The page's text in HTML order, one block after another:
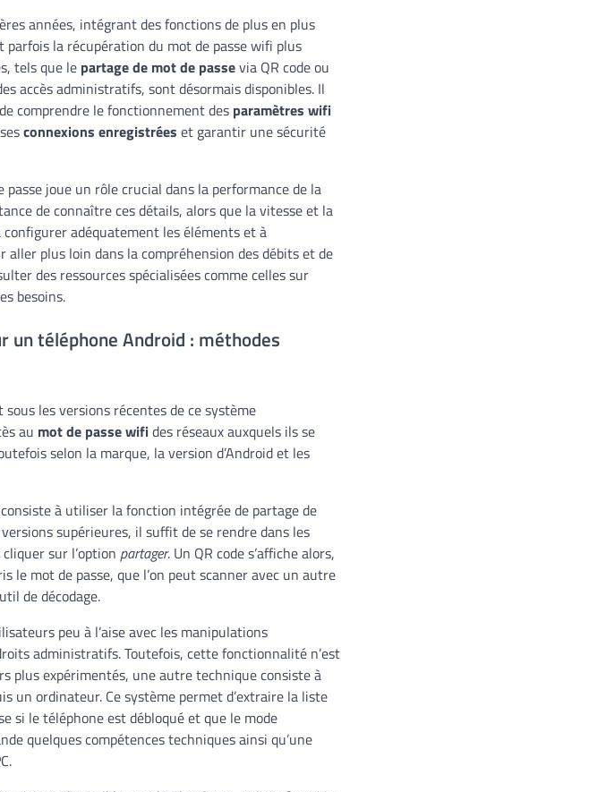
années, intégrant des fonctions de plus en plus
la récupération du mot de passe wifi plus
tels que le partage de mot de passevia QR code ou
accès administratifs, sont désormais disponibles. Il
comprendre le fonctionnement des paramètres wifi
connexions enregistrées et garantir une sécurité
joue un rôle crucial dans la performance de la
de connaître ces détails, alors que la vitesse et la
configurer adéquatement les éléments et à
plus loin dans la compréhension des débits et de
des ressources spécialisées comme celles sur
besoins.
téléphone Android : méthodes
les versions récentes de ce système
au mot de passe wifides réseaux auxquels ils se
selon la marque, la version d’Android et les
à utiliser la fonction intégrée de partage de
supérieures, il suffit de se rendre dans les
sur l’option partager. Un QR code s’affiche alors,
mot de passe, que l’on peut scanner avec un autre
de décodage.
peu à l’aise avec les manipulations
administratifs. Toutefois, cette fonctionnalité n’est
plus expérimentés, une autre technique consiste à
un ordinateur. Ce système permet d’extraire la liste
si le téléphone est débloqué et que le mode
quelques compétences techniques ainsi qu’une